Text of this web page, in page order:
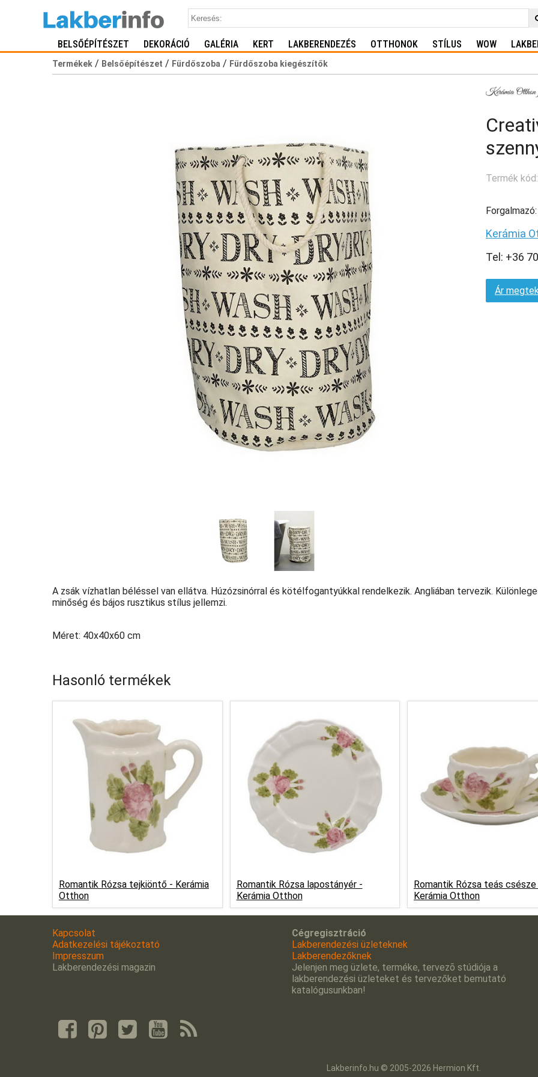
BELSŐÉPÍTÉSZET DEKORÁCIÓ GALÉRIA KERT LAKBERENDEZÉS OTTHONOK STÍLUS WOW
Termékek / Belsőépítészet / Fürdőszoba / Fürdőszoba kiegészítők
Termék
Forgalmazó:
Kerámia
Tel: +36
Ár
A zsák vízhatlan béléssel van ellátva. Húzózsinórral és kötélfogantyúkkal rendelkezik. Angliában tervezik.
minőség és bájos rusztikus stílus jellemzi.
Méret: 40x40x60 cm
Hasonló termékek
Romantik Rózsa tejkiöntő - Kerámia
Otthon
Romantik Rózsa lapostányér -
Kerámia Otthon
Romantik Rózsa teás
Kerámia Otthon
Kapcsolat
Adatkezelési tájékoztató
Impresszum
Lakberendezési magazin
Cégregisztráció
Lakberendezési üzleteknek
Lakberendezőknek
Jelenjen meg üzlete, terméke, tervezõ stúdiója a
lakberendezési üzleteket és tervezőket bemutató
katalógusunkban!
Lakberinfo.hu © 2005-2026 Hermion Kft.